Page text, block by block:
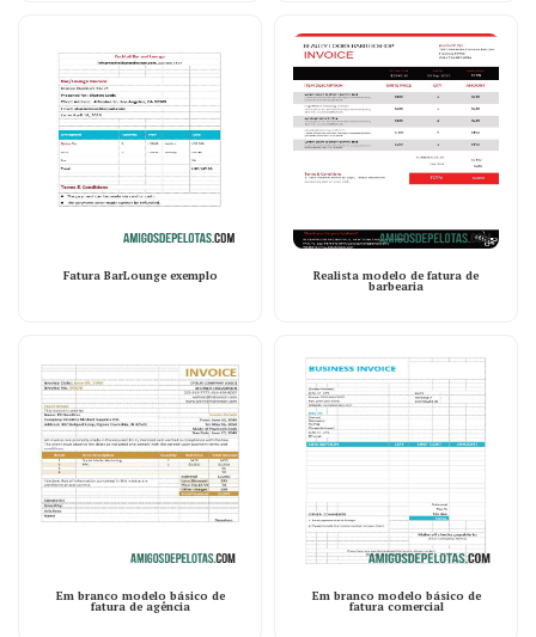
Fatura BarLounge exemplo Realista modelo de fatura de
barbearia
Em branco modelo básico de
fatura de agência
Em branco modelo básico de
fatura comercial